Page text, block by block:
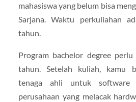
mahasiswa yang belum bisa
Sarjana. Waktu perkuliahan
tahun.
Program bachelor degree
tahun. Setelah kuliah, kamu
tenaga ahli untuk software
perusahaan yang melacak